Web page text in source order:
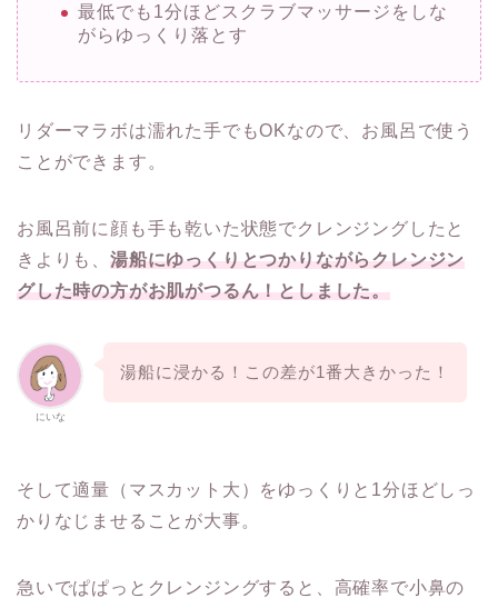
最低でも1分ほどスクラブマッサージをしな
がらゆっくり落とす
リダーマラボは濡れた手でもOKなので、お風呂で使う
ことができます。
お風呂前に顔も手も乾いた状態でクレンジングしたと
きよりも、 湯船にゆっくりとつかりながらクレンジン
グした時の方がお肌がつるん！としました。
にいな
湯船に浸かる！この差が1番大きかった！
そして適量（マスカット大）をゆっくりと1分ほどしっ
かりなじませることが大事。
急いでぱぱっとクレンジングすると、高確率で小鼻の